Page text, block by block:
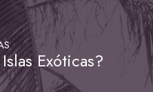
Exóticas?